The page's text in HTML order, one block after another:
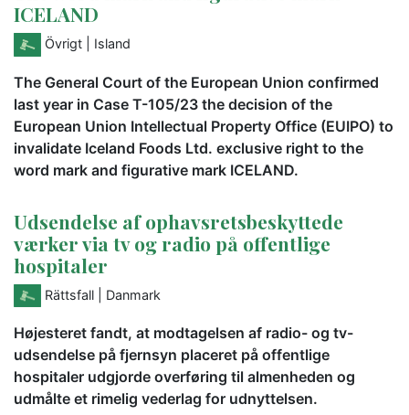
ICELAND
Övrigt | Island
The General Court of the European Union confirmed
last year in Case T-105/23 the decision of the
European Union Intellectual Property Office (EUIPO) to
invalidate Iceland Foods Ltd. exclusive right to the
word mark and figurative mark ICELAND.
Udsendelse af ophavsretsbeskyttede
værker via tv og radio på offentlige
hospitaler
Rättsfall | Danmark
Højesteret fandt, at modtagelsen af radio- og tv-
udsendelse på fjernsyn placeret på offentlige
hospitaler udgjorde overføring til almenheden og
udmålte et rimelig vederlag for udnyttelsen.